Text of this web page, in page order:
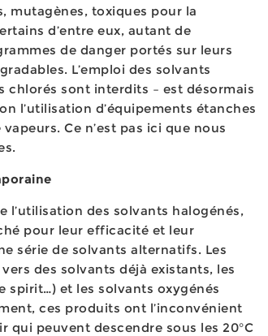
mutagènes, toxiques pour la
d’entre eux, autant de
de danger portés sur leurs
L’emploi des solvants
chlorés sont interdits – est désormais
l’utilisation d’équipements étanches
Ce n’est pas ici que nous
des solvants halogénés,
pour leur efficacité et leur
série de solvants alternatifs. Les
des solvants déjà existants, les
spirit…) et les solvants oxygénés
ces produits ont l’inconvénient
qui peuvent descendre sous les 20°C